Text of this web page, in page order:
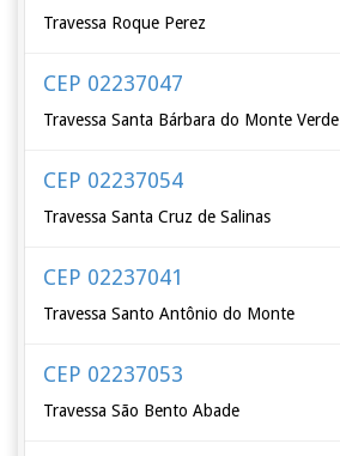
Travessa Roque Perez
CEP 02237047
Travessa Santa Bárbara do Monte Verde
CEP 02237054
Travessa Santa Cruz de Salinas
CEP 02237041
Travessa Santo Antônio do Monte
CEP 02237053
Travessa São Bento Abade